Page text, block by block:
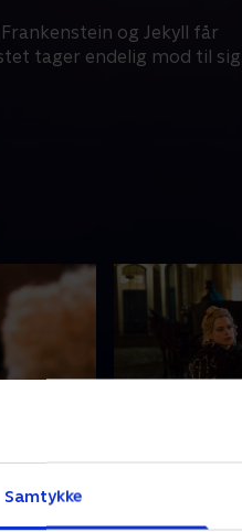
Samtykke
og Jekyll får
tager endelig mod til
ven
Lyle
Kaetenay ser